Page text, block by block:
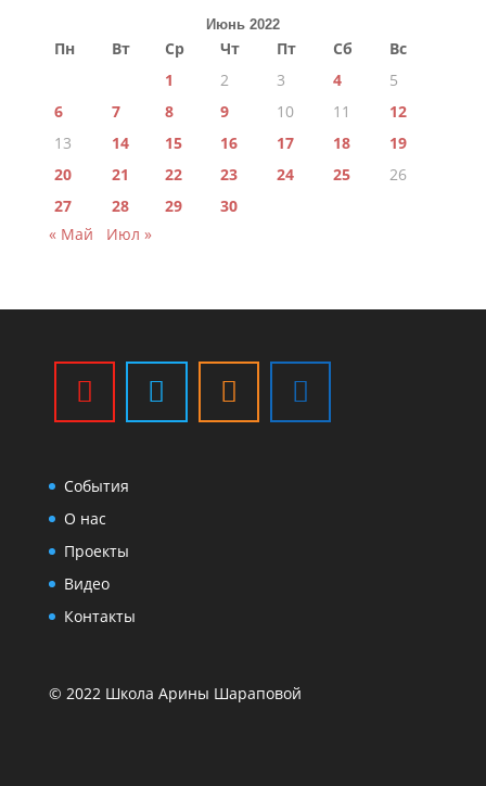
Июнь 2022
Пн Вт Ср Чт Пт Сб
Вс
1
2 3 4
5
6
7 8 9 10 11
12
13
14 15 16 17 18
19
20
21 22 23 24 25
26
27
28 29
30
« Май
Июл »
События
О нас
Проекты
Видео
Контакты
© 2022 Школа Арины Шараповой